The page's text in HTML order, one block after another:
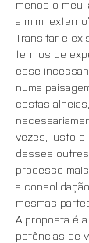
menos o
a mim
Transitar e
termos de
esse
numa
costas
vezes, justo o
desses
processo
a
mesmas
A proposta é
potências de